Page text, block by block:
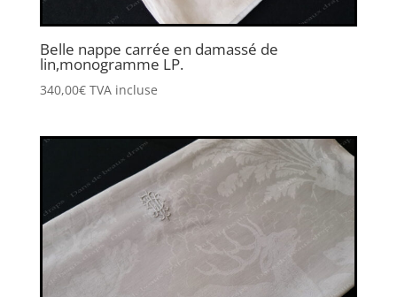
Belle nappe carrée en damassé de
lin,monogramme LP.
340,00€ TVA incluse